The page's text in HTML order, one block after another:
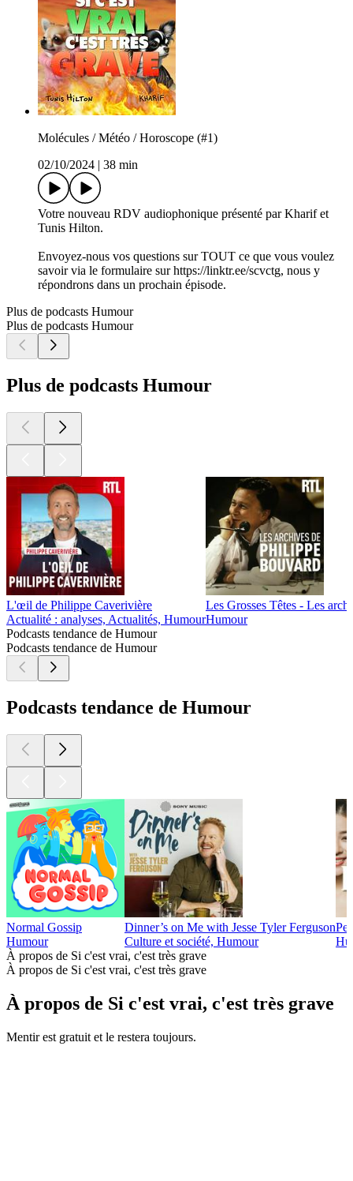
Molécules / Météo / Horoscope (#1)
02/10/2024
38 min
Votre nouveau RDV audiophonique présenté par Kharif et
Tunis Hilton.
Envoyez-nous vos questions sur TOUT ce que vous voulez
savoir via le formulaire sur https://linktr.ee/scvctg, nous y
répondrons dans un prochain épisode.
Plus de podcasts Humour
Plus de podcasts Humour
Plus de podcasts Humour
L'œil de Philippe Caverivière
Actualité : analyses, Actualités, Humour
Les Grosses Têtes - Les
Humour
Podcasts tendance de Humour
Podcasts tendance de Humour
Podcasts tendance de Humour
Normal Gossip
Humour
Dinner’s on Me with Jesse Tyler Ferguson
Culture et société, Humour
À propos de Si c'est vrai, c'est très grave
À propos de Si c'est vrai, c'est très grave
À propos de Si c'est vrai, c'est très grave
Mentir est gratuit et le restera toujours.